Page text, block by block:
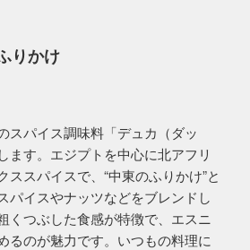
りかけ
スパイス調味料「デュカ（ダッ
ます。エジプトを中心に北アフリ
ススパイスで、“中東のふりかけ”と
パイスやナッツなどをブレンドし
くつぶした食感が特徴で、エスニ
るのが魅力です。いつもの料理に